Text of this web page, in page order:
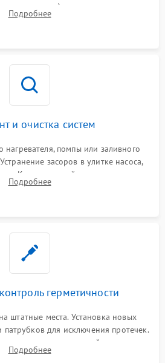
уровня воды), датчика мутности,
модуля управления.
Подробнее
и очистка систем
нагревателя, помпы или заливного
засоров в улитке насоса,
Компонентный ремонт платы
поврежденной проводки.
Подробнее
герметичности
штатные места. Установка новых
для исключения протечек.
гидравлической системы,
установка датчика поплавка.
Подробнее